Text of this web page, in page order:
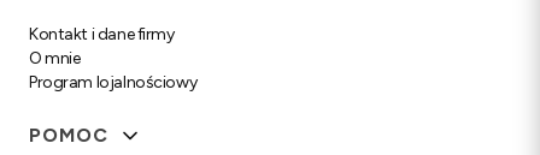
Kontakt i dane firmy
O mnie
Program lojalnościowy
POMOC